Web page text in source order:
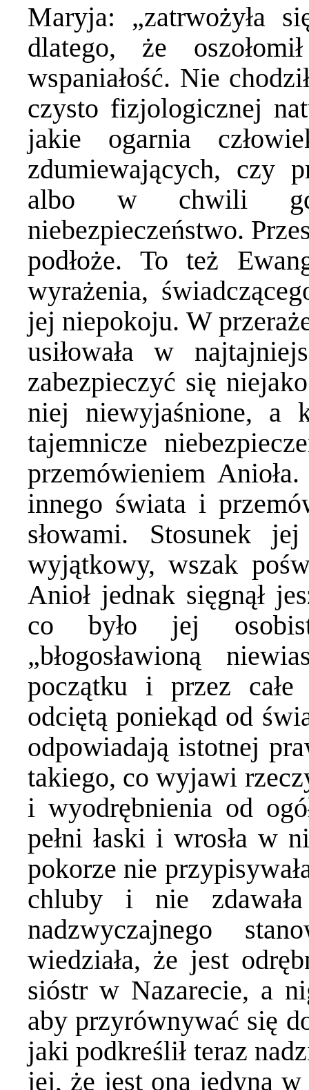
Maryja: „zatrwożyła
dlatego, że
wspaniałość. Nie
czysto fizjologicznej
jakie ogarnia
zdumiewających, czy
albo w chwili
niebezpieczeństwo.
podłoże. To też
wyrażenia,
jej niepokoju. W
usiłowała w
zabezpieczyć się
niej niewyjaśnione, a
tajemnicze
przemówieniem
innego świata i
słowami. Stosunek
wyjątkowy, wszak
Anioł jednak sięgnął
co było jej
„błogosławioną
początku i przez całe
odciętą poniekąd od
odpowiadają istotnej
takiego, co wyjawi
i wyodrębnienia od
pełni łaski i wrosła w
pokorze nie
chluby i nie
nadzwyczajnego
wiedziała, że jest
sióstr w Nazarecie, a
aby przyrównywać się
jaki podkreślił teraz
jej, że jest ona jedyna